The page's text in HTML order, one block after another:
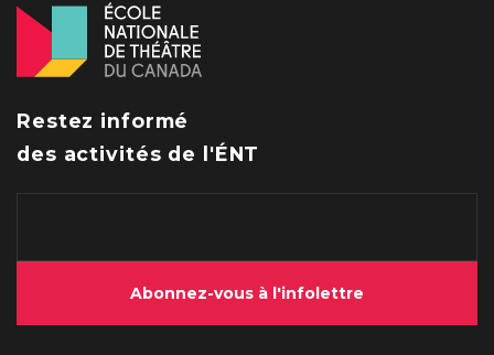
Restez informé
des activités de l'ÉNT
Abonnez-vous à l'infolettre